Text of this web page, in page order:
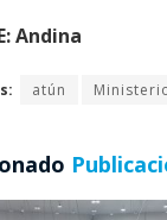
Andina
atún